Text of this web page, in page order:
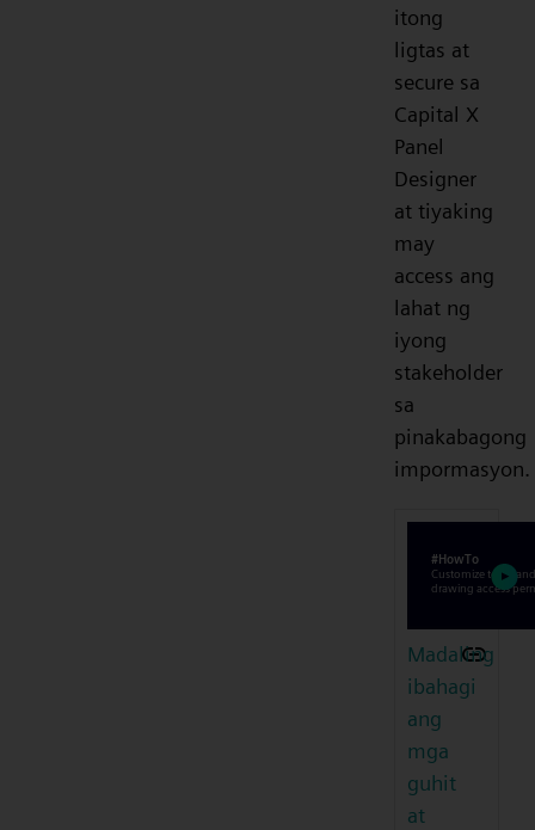
itong
ligtas at
secure sa
Capital X
Panel
Designer
at tiyaking
may
access ang
lahat ng
iyong
stakeholder
sa
pinakabagong
impormasyon.
Madaling
ibahagi
ang
mga
guhit
at